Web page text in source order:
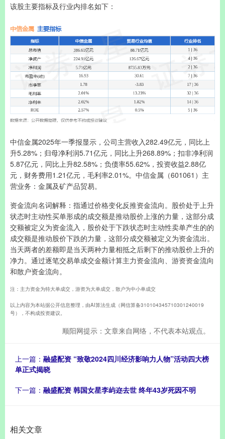
该股主要指标及行业内排名如下：
中信金属2025年一季报显示，公司主营收入282.49亿元，同比上
升5.28%；归母净利润5.71亿元，同比上升268.89%；扣非净利润
5.87亿元，同比上升82.58%；负债率55.62%，投资收益2.88亿
元，财务费用1.21亿元，毛利率2.01%。中信金属（601061）主
营业务：金属及矿产品贸易。
资金流向名词解释：指通过价格变化反推资金流向。股价处于上升
状态时主动性买单形成的成交额是推动股价上涨的力量，这部分成
交额被定义为资金流入，股价处于下跌状态时主动性卖单产生的的
成交额是推动股价下跌的力量，这部分成交额被定义为资金流出。
当天两者的差额即是当天两种力量相抵之后剩下的推动股价上升的
净力。通过逐笔交易单成交金额计算主力资金流向、游资资金流向
和散户资金流向。
注：主力资金为特大单成交，游资为大单成交，散户为中小单成交
以上内容为本站据公开信息整理，由AI算法生成（网信算备310104345710301240019
号），不构成投资建议。
顺阳网提示：文章来自网络，不代表本站观点。
上一篇： 融盛配资 “致敬2024四川经济影响力人物”活动四大榜
单正式揭晓
下一篇： 融盛配资 韩国女星李屿迩去世 终年43岁死因不明
相关文章